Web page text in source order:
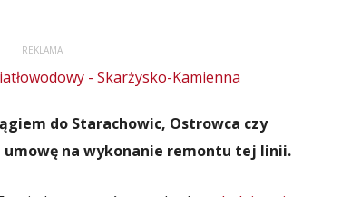
REKLAMA
do Starachowic, Ostrowca czy
umowę na wykonanie remontu tej linii.